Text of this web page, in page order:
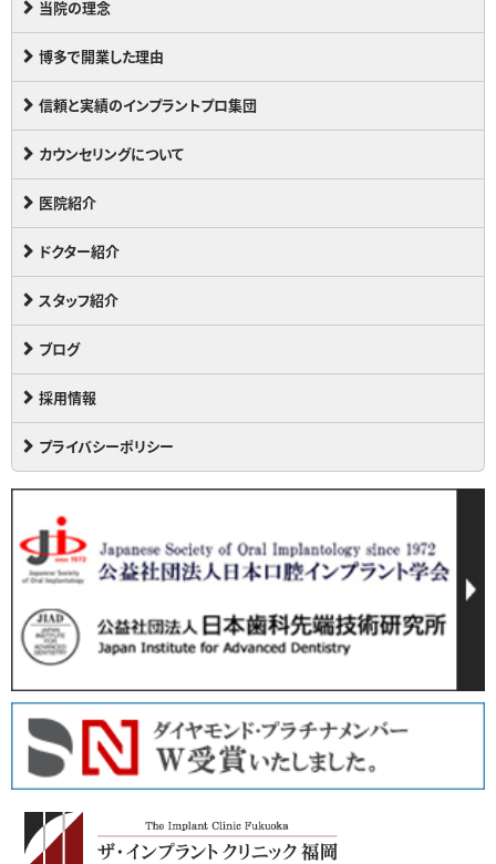
当院の理念
博多で開業した理由
信頼と実績のインプラントプロ集団
カウンセリングについて
医院紹介
ドクター紹介
スタッフ紹介
ブログ
採用情報
プライバシーポリシー